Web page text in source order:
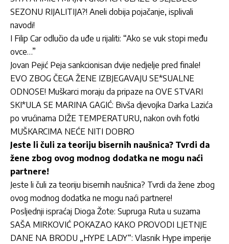
SEZONU RIJALITIJA?! Aneli dobija pojačanje, isplivali
navodi!
I Filip Car odlučio da uđe u rijaliti: “Ako se vuk stopi među
ovce…”
Jovan Pejić Peja sankcionisan dvije nedjelje pred finale!
EVO ZBOG ČEGA ŽENE IZBJEGAVAJU SE*SUALNE
ODNOSE! Muškarci moraju da pripaze na OVE STVARI
SKI*ULA SE MARINA GAGIĆ: Bivša djevojka Darka Lazića
po vrućinama DIŽE TEMPERATURU, nakon ovih fotki
MUŠKARCIMA NEĆE NITI DOBRO
Jeste li čuli za teoriju bisernih naušnica? Tvrdi da
žene zbog ovog modnog dodatka ne mogu naći
partnere!
Jeste li čuli za teoriju bisernih naušnica? Tvrdi da žene zbog
ovog modnog dodatka ne mogu naći partnere!
Posljednji ispraćaj Dioga Žote: Supruga Ruta u suzama
SAŠA MIRKOVIĆ POKAZAO KAKO PROVODI LJETNJE
DANE NA BRODU „HYPE LADY“: Vlasnik Hype imperije